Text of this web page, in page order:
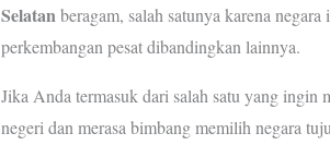
o
k
r
p
p
e
s
a
m
Selatanberagam, salah satunya karena
perkembangan pesat dibandingkan lainnya.
Jika Anda termasuk dari salah satu yang ingin
negeri dan merasa bimbang memilih negara